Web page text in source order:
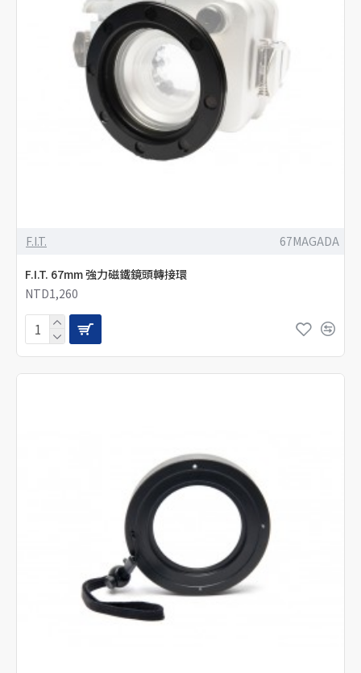
F.I.T. 67MAGADA
F.I.T. 67mm 強力磁鐵鏡頭轉接環
NTD1,260